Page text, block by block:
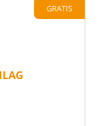
GRATIS